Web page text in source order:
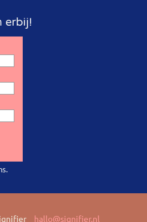
erbij!
hallo@signifier.nl